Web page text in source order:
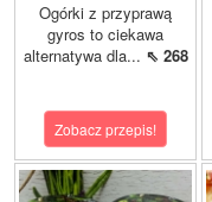
Ogórki z przyprawą
gyros to ciekawa
alternatywa dla... ⇖ 268
Zobacz przepis!